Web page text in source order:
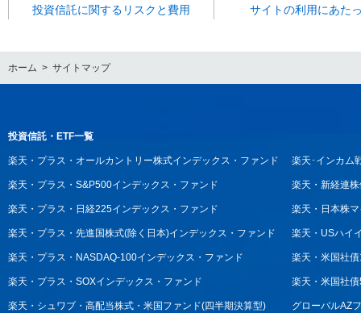
投資信託に関するリスクと費用 サイトの利用にあた
ホーム サイトマップ
投資信託・ETF一覧
楽天・プラス・オールカントリー株式インデックス・ファンド
楽天・プラス・S&P500インデックス・ファンド
楽天・プラス・日経225インデックス・ファンド
楽天・プラス・先進国株式(除く日本)インデックス・ファンド
楽天・プラス・NASDAQ-100インデックス・ファンド
楽天・プラス・SOXインデックス・ファンド
楽天・シュワブ・高配当株式・米国ファンド(四半期決算型)
楽天･インカム
楽天・新経連
楽天・日本株
楽天・USハイ
楽天・米国社
楽天・米国社
グローバルAZ